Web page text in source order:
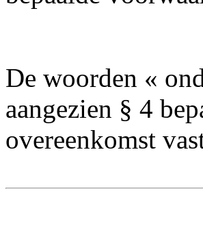
De woorden «
aangezien § 4
overeenkomst